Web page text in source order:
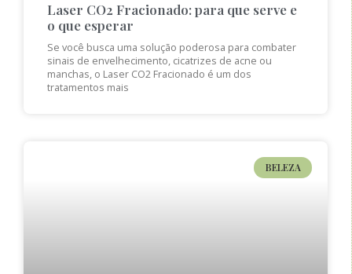
Laser CO2 Fracionado: para que serve e
o que esperar
Se você busca uma solução poderosa para combater
sinais de envelhecimento, cicatrizes de acne ou
manchas, o Laser CO2 Fracionado é um dos
tratamentos mais
BELEZA